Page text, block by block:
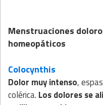
Menstruaciones
homeopáticos
Colocynthis
Dolor muy intenso,
colérica. Los dolores se